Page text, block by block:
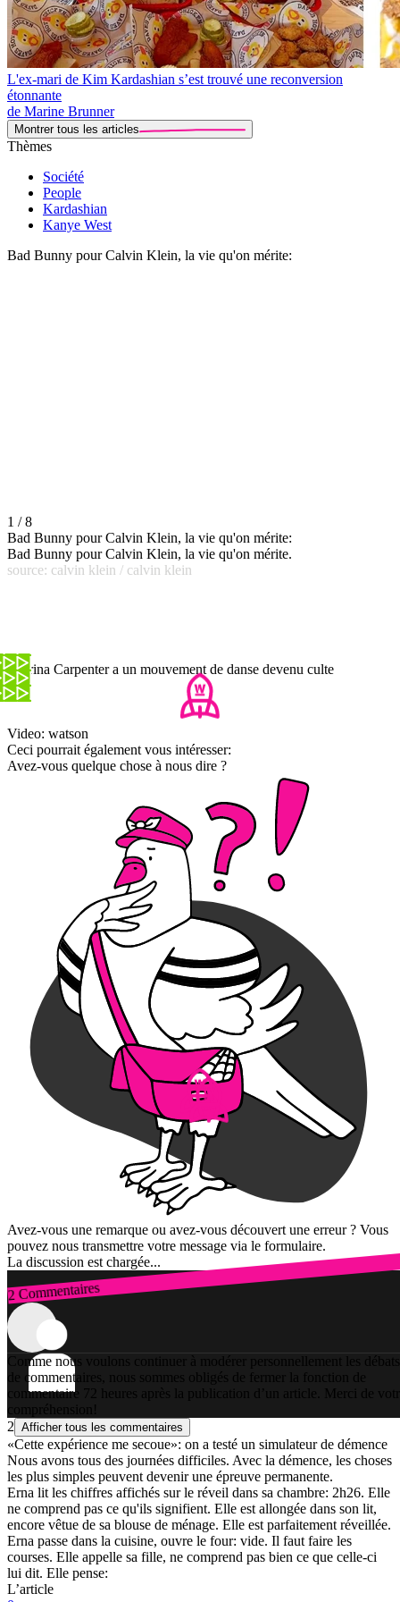
L'ex-mari de Kim Kardashian s’est trouvé une reconversion
étonnante
de Marine Brunner
Montrer tous les articles
Thèmes
Société
People
Kardashian
Kanye West
Bad Bunny pour Calvin Klein, la vie qu'on mérite:
1 / 8
Bad Bunny pour Calvin Klein, la vie qu'on mérite:
Bad Bunny pour Calvin Klein, la vie qu'on mérite.
source: calvin klein / calvin klein
Sabrina Carpenter a un mouvement de danse devenu culte
Video: watson
Ceci pourrait également vous intéresser:
Avez-vous quelque chose à nous dire ?
Avez-vous une remarque ou avez-vous découvert une erreur ? Vous
pouvez nous transmettre votre message via le formulaire.
La discussion est chargée...
2 Commentaires
Connexion
Comme nous voulons continuer à modérer personnellement les débats
de commentaires, nous sommes obligés de fermer la fonction de
commentaire 72 heures après la publication d’un article. Merci de
compréhension!
2 Afficher tous les commentaires
«Cette expérience me secoue»: on a testé un simulateur de démence
Nous avons tous des journées difficiles. Avec la démence, les choses
les plus simples peuvent devenir une épreuve permanente.
Erna lit les chiffres affichés sur le réveil dans sa chambre: 2h26. Elle
ne comprend pas ce qu'ils signifient. Elle est allongée dans son lit,
encore vêtue de sa blouse de ménage. Elle est parfaitement réveillée.
Erna passe dans la cuisine, ouvre le four: vide. Il faut faire les
courses. Elle appelle sa fille, ne comprend pas bien ce que celle-ci
lui dit. Elle pense:
L’article